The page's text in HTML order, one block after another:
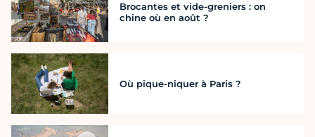
Brocantes et vide-greniers : on
chine où en août ?
Où pique-niquer à Paris ?